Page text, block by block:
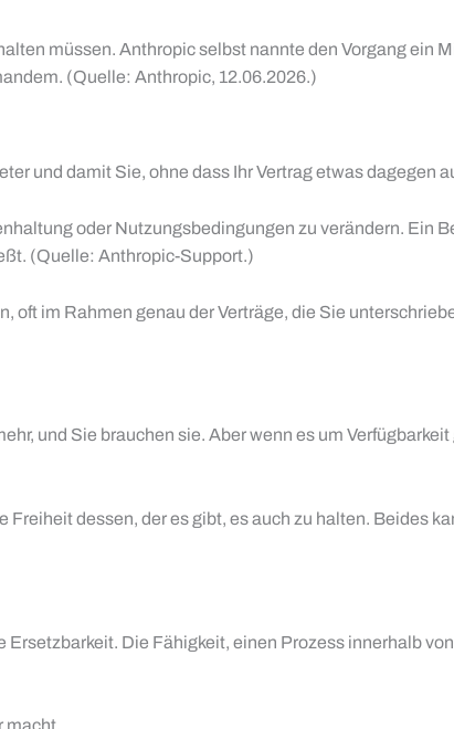
müssen. Anthropic selbst nannte den Vorgang ein
(Quelle: Anthropic, 12.06.2026.)
und damit Sie, ohne dass Ihr Vertrag etwas dagegen
oder Nutzungsbedingungen zu verändern. Ein
(Quelle: Anthropic-Support.)
oft im Rahmen genau der Verträge, die Sie
und Sie brauchen sie. Aber wenn es um
dessen, der es gibt, es auch zu halten. Beides
Die Fähigkeit, einen Prozess innerhalb